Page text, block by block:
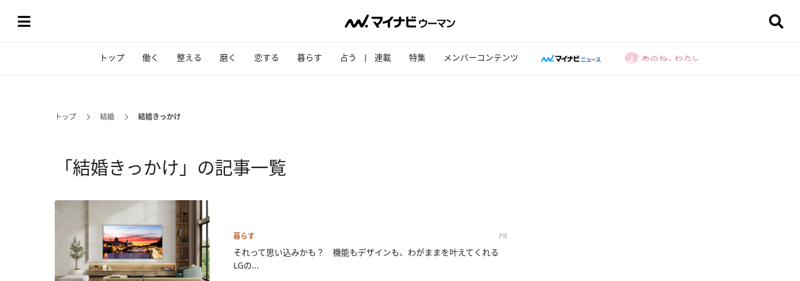
トップ 働く 整える 磨く 恋する 暮らす 占う 連載 特集 メンバーコンテンツ
トップ 結婚 結婚きっかけ
「結婚きっかけ」の記事一覧
暮らす PR
それって思い込みかも？ 機能もデザインも、わがままを叶えてくれる
LGの...